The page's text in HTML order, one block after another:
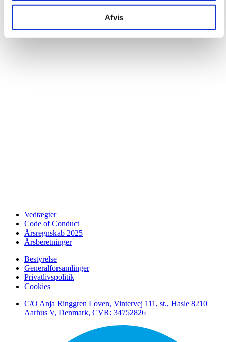
Afvis
Vedtægter
Code of Conduct
Årsregnskab 2025
Årsberetninger
Bestyrelse
Generalforsamlinger
Privatlivspolitik
Cookies
C/O Anja Ringgren Loven, Vintervej 111, st., Hasle ​8210
Aarhus V, Denmark, CVR: 34752826